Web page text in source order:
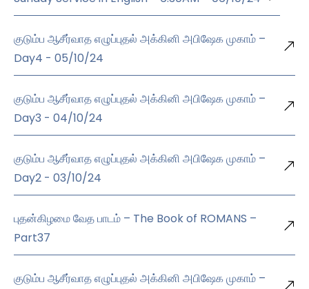
குடும்ப ஆசீர்வாத எழுப்புதல் அக்கினி அபிஷேக முகாம் –
Day4 - 05/10/24
குடும்ப ஆசீர்வாத எழுப்புதல் அக்கினி அபிஷேக முகாம் –
Day3 - 04/10/24
குடும்ப ஆசீர்வாத எழுப்புதல் அக்கினி அபிஷேக முகாம் –
Day2 - 03/10/24
புதன்கிழமை வேத பாடம் – The Book of ROMANS –
Part37
குடும்ப ஆசீர்வாத எழுப்புதல் அக்கினி அபிஷேக முகாம் –